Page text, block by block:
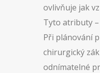
ovlivňuje jak
Tyto atributy
Při plánování
chirurgický
odnímatelné